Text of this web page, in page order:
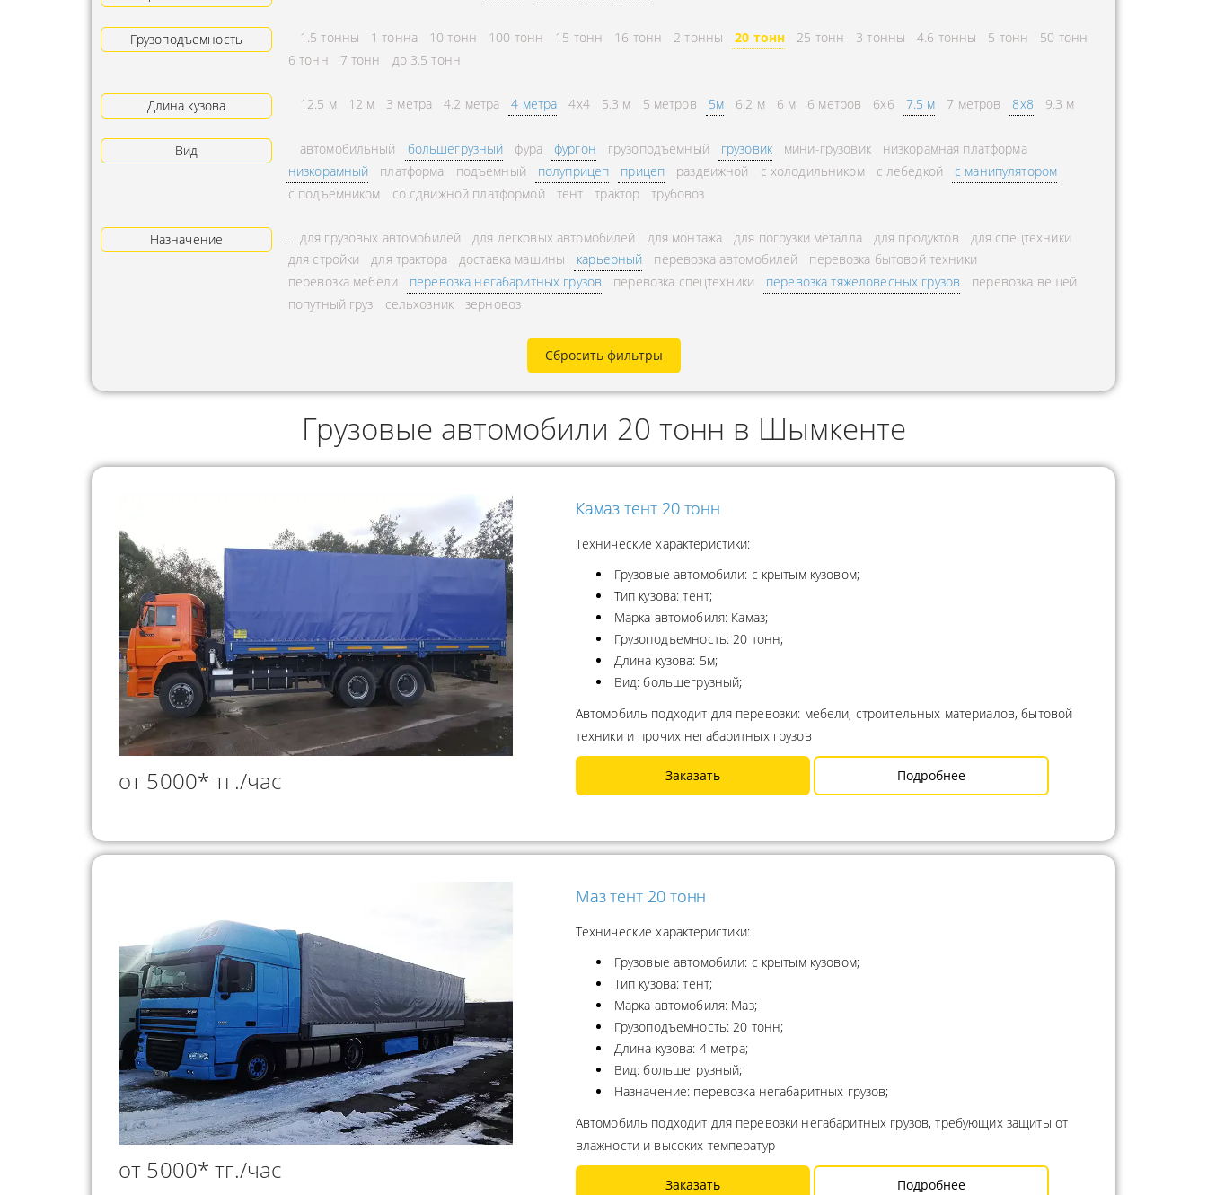
АРЕНДА ТРАКТОРА
УСЛУГИ АВТОКРАНА
АВИАПЕРЕВОЗКА
ГРУЗОПЕРЕВОЗКИ
ПЕРЕВОЗКИ
ГРУЗОПЕРЕВОЗКИ
ЭКСПЕДИТОРА
ПЕРЕВОЗКА МУКИ
РАССЧИТАТЬ РАССТОЯНИЕ
ОХРАНА ГРУЗА
ПЕРЕВОЗКА КИСЛОРОДНЫХ
БАЛЛОНОВ
ПЕРЕВОЗКА
НЕФТЕПРОДУКТОВ
ГОРОДСКИЕ
МЕЖДУГОРОДНЫЕ
ПЕРЕВОЗКИ В БЕЛАРУСЬ
ПЕРЕВОЗКИ В
Грузоподъемность 1.5 тонны 1 тонна 10 тонн 100 тонн 15 тонн 16 тонн 2 тонны 20 тонн 25 тонн 3 тонны 4.6 тонны 5 тонн
50 тонн
6 тонн
7 тонн до 3.5 тонн
Длина кузова 12.5 м 12 м 3 метра 4.2 метра 4 метра 4x4 5.3 м 5 метров 5м 6.2 м 6 м 6 метров 6х6 7.5 м 7 метров 8х8 9.3 м
Вид автомобильный большегрузный фура фургон грузоподъемный грузовик мини-грузовик
низкорамная платформа
низкорамный
платформа подъемный полуприцеп прицеп раздвижной с холодильником с лебедкой
с манипулятором
с подъемником
со сдвижной платформой тент трактор трубовоз
Назначение для грузовых автомобилей для легковых автомобилей для монтажа для погрузки металла для продуктов
для спецтехники
для стройки
для трактора доставка машины карьерный перевозка автомобилей
перевозка бытовой техники
перевозка мебели
перевозка негабаритных грузов перевозка спецтехники перевозка тяжеловесных грузов
перевозка вещей
попутный груз
сельхозник зерновоз
Сбросить фильтры
Грузовые автомобили 20 тонн в Шымкенте
от 5000* тг./час
Камаз тент 20 тонн
Технические характеристики:
Грузовые автомобили: с крытым кузовом;
Тип кузова: тент;
Марка автомобиля: Камаз;
Грузоподъемность: 20 тонн;
Длина кузова: 5м;
Вид: большегрузный;
Автомобиль подходит для перевозки: мебели, строительных материалов, бытовой
техники и прочих негабаритных грузов
Заказать Подробнее
от 5000* тг./час
Маз тент 20 тонн
Технические характеристики:
Грузовые автомобили: с крытым кузовом;
Тип кузова: тент;
Марка автомобиля: Маз;
Грузоподъемность: 20 тонн;
Длина кузова: 4 метра;
Вид: большегрузный;
Назначение: перевозка негабаритных грузов;
Автомобиль подходит для перевозки негабаритных грузов, требующих защиты от
влажности и высоких температур
Заказать Подробнее